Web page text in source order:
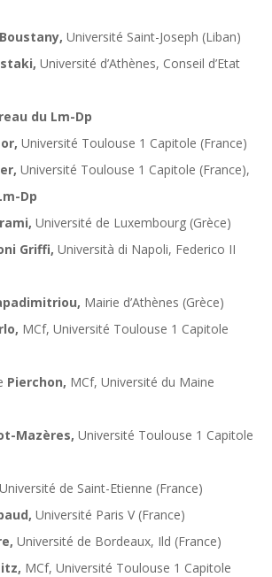
Université Saint-Joseph (Liban)
Université d’Athènes, Conseil d’Etat
du Lm-Dp
Université Toulouse 1 Capitole (France)
Université Toulouse 1 Capitole (France),
Dp
Université de Luxembourg (Grèce)
Griffi, Università di Napoli, Federico II
Mairie d’Athènes (Grèce)
MCf, Université Toulouse 1 Capitole
Pierchon, MCf, Université du Maine
Mazères, Université Toulouse 1 Capitole
Université de Saint-Etienne (France)
Université Paris V (France)
Université de Bordeaux, Ild (France)
MCf, Université Toulouse 1 Capitole